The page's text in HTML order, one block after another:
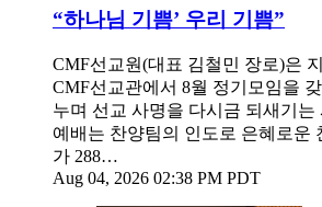
“하나님 기쁨’ 우리 기쁨”
CMF선교원(대표 김철민 장로)은
CMF선교관에서 8월 정기모임을
누며 선교 사명을 다시금 되새기는
예배는 찬양팀의 인도로 은혜로운
가 288…
Aug 04, 2026 02:38 PM PDT